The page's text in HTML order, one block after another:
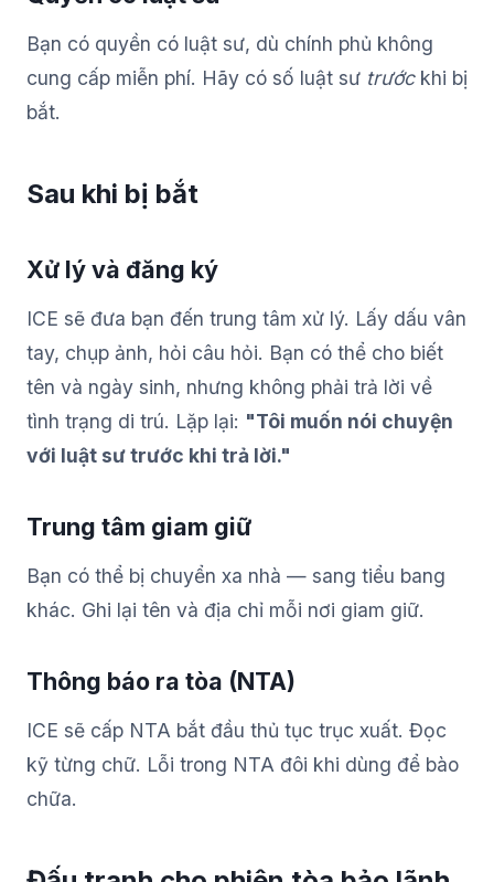
Bạn có quyền có luật sư, dù chính phủ không
cung cấp miễn phí. Hãy có số luật sư trướckhi bị
bắt.
Sau khi bị bắt
Xử lý và đăng ký
ICE sẽ đưa bạn đến trung tâm xử lý. Lấy dấu vân
tay, chụp ảnh, hỏi câu hỏi. Bạn có thể cho biết
tên và ngày sinh, nhưng không phải trả lời về
tình trạng di trú. Lặp lại: "Tôi muốn nói chuyện
với luật sư trước khi trả lời."
Trung tâm giam giữ
Bạn có thể bị chuyển xa nhà — sang tiểu bang
khác. Ghi lại tên và địa chỉ mỗi nơi giam giữ.
Thông báo ra tòa (NTA)
ICE sẽ cấp NTA bắt đầu thủ tục trục xuất. Đọc
kỹ từng chữ. Lỗi trong NTA đôi khi dùng để bào
chữa.